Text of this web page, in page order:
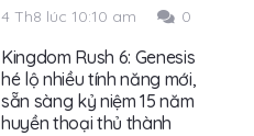
4 Th8 lúc 10:10 am 0
Kingdom Rush 6: Genesis
hé lộ nhiều tính năng mới,
sẵn sàng kỷ niệm 15 năm
huyền thoại thủ thành